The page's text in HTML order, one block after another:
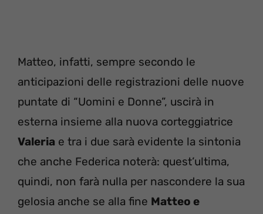
Matteo, infatti, sempre secondo le
anticipazioni delle registrazioni delle nuove
puntate di “Uomini e Donne”, uscirà in
esterna insieme alla nuova corteggiatrice
Valeria e tra i due sarà evidente la sintonia
che anche Federica noterà: quest’ultima,
quindi, non farà nulla per nascondere la sua
gelosia anche se alla fine Matteo e